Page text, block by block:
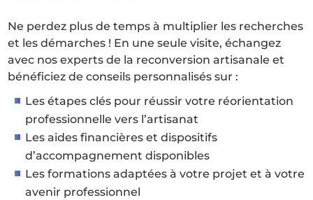
Ne perdez plus de temps à multiplier les recherches
et les démarches ! En une seule visite, échangez
avec nos experts de la reconversion artisanale et
bénéficiez de conseils personnalisés sur :
Les étapes clés pour réussir votre réorientation
professionnelle vers l’artisanat
Les aides financières et dispositifs
d’accompagnement disponibles
Les formations adaptées à votre projet et à votre
avenir professionnel